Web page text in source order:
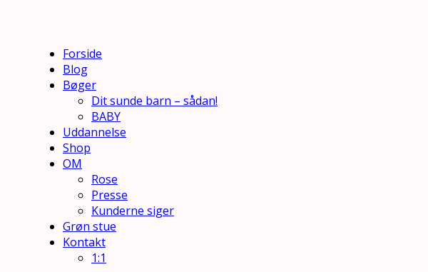
Forside
Blog
Bøger
Dit sunde barn – sådan!
BABY
Uddannelse
Shop
OM
Rose
Presse
Kunderne siger
Grøn stue
Kontakt
1:1